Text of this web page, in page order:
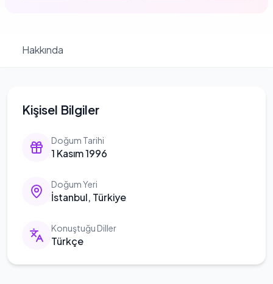
Hakkında
Kişisel Bilgiler
Doğum Tarihi
1 Kasım 1996
Doğum Yeri
İstanbul, Türkiye
Konuştuğu Diller
Türkçe